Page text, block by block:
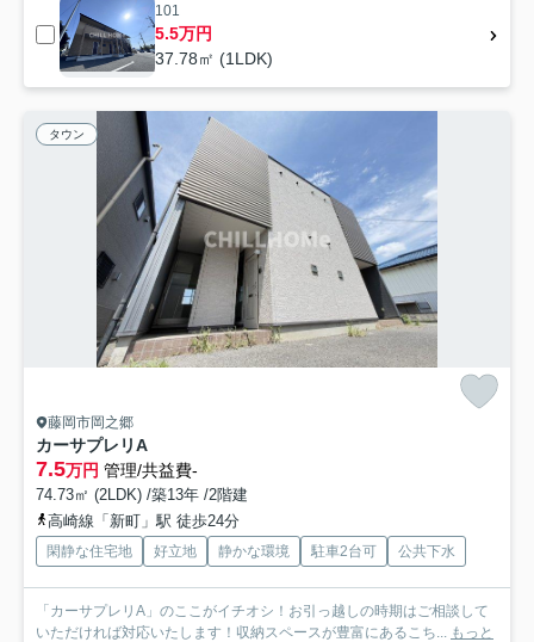
101
5.5万円
37.78㎡ (1LDK)
タウン
藤岡市岡之郷
カーサプレリA
7.5万円 管理/共益費-
74.73㎡ (2LDK) /築13年 /2階建
高崎線「新町」駅 徒歩24分
閑静な住宅地 好立地 静かな環境 駐車2台可 公共下水
「カーサプレリA」のここがイチオシ！お引っ越しの時期はご相談して
いただければ対応いたします！収納スペースが豊富にあるこち...
もっと